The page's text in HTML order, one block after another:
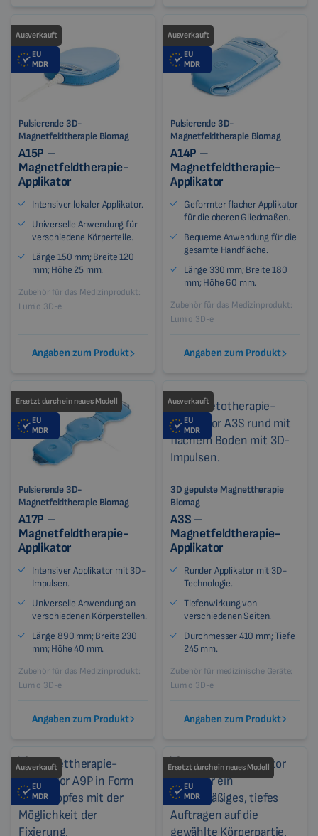
Ausverkauft
EU
MDR
Pulsierende 3D-
Magnetfeldtherapie Biomag
A15P –
Magnetfeldtherapie-
Applikator
Intensiver lokaler Applikator.
Universelle Anwendung für
verschiedene Körperteile.
Länge 150 mm; Breite 120
mm; Höhe 25 mm.
Zubehör für das Medizinprodukt:
Lumio 3D-e
Angaben zum Produkt
Ausverkauft
EU
MDR
Pulsierende 3D-
Magnetfeldtherapie Biomag
A14P –
Magnetfeldtherapie-
Applikator
Geformter flacher Applikator
für die oberen Gliedmaßen.
Bequeme Anwendung für die
gesamte Handfläche.
Länge 330 mm; Breite 180
mm; Höhe 60 mm.
Zubehör für das Medizinprodukt:
Lumio 3D-e
Angaben zum Produkt
Ersetzt durch ein neues Modell
EU
MDR
Pulsierende 3D-
Magnetfeldtherapie Biomag
A17P –
Magnetfeldtherapie-
Applikator
Intensiver Applikator mit 3D-
Impulsen.
Universelle Anwendung an
verschiedenen Körperstellen.
Länge 890 mm; Breite 230
mm; Höhe 40 mm.
Zubehör für das Medizinprodukt:
Lumio 3D-e
Angaben zum Produkt
Ausverkauft
EU
MDR
3D gepulste Magnettherapie
Biomag
A3S –
Magnetfeldtherapie-
Applikator
Runder Applikator mit 3D-
Technologie.
Tiefenwirkung von
verschiedenen Seiten.
Durchmesser 410 mm; Tiefe
245 mm.
Zubehör für medizinische Geräte:
Lumio 3D-e
Angaben zum Produkt
Ausverkauft
EU
MDR
Ersetzt durch ein neues Modell
EU
MDR